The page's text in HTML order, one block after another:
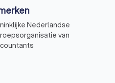
Nederlandse
van